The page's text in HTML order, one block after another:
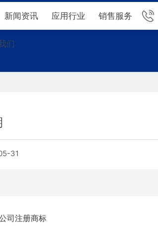
新闻资讯 应用行业 销售服务
们
31
司注册商标